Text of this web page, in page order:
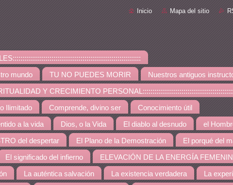
Inicio Mapa del sitio
mundo TU NO PUEDES MORIR Nuestros antiguos
Y CRECIMIENTO
Ilimitado Comprende, divino ser Conocimiento útil
a la vida Dios, o la Vida El diablo al desnudo el
del despertar El Plano de la Demostración El porqué del
El significado del infierno ELEVACIÓN DE LA ENERGÍA
La auténtica salvación La existencia verdadera La